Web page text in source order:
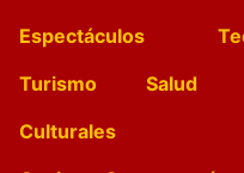
Espectáculos
Turismo
Salud
Culturales